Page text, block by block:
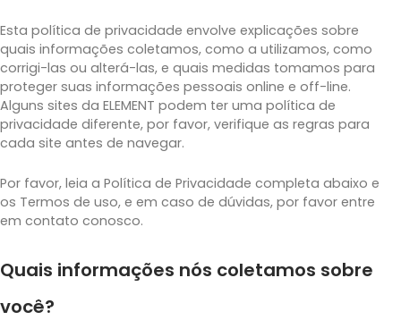
Esta política de privacidade envolve explicações sobre
quais informações coletamos, como a utilizamos, como
corrigi-las ou alterá-las, e quais medidas tomamos para
proteger suas informações pessoais online e off-line.
Alguns sites da ELEMENT podem ter uma política de
privacidade diferente, por favor, verifique as regras para
cada site antes de navegar.
Por favor, leia a Política de Privacidade completa abaixo e
os Termos de uso, e em caso de dúvidas, por favor entre
em contato conosco.
Quais informações nós coletamos sobre
você?